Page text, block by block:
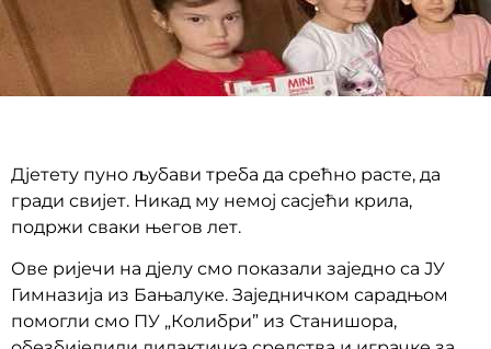
Дјетету пуно љубави треба да срећно расте, да
гради свијет. Никад му немој сасјећи крила,
подржи сваки његов лет.
Ове ријечи на дјелу смо показали заједно са ЈУ
Гимназија из Бањалуке. Заједничком сарадњом
помогли смо ПУ „Колибри” из Станишора,